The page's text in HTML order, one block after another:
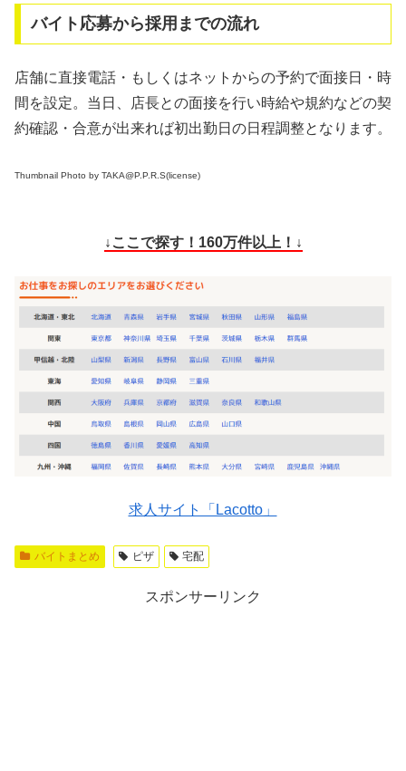
バイト応募から採用までの流れ
店舗に直接電話・もしくはネットからの予約で面接日・時
間を設定。当日、店長との面接を行い時給や規約などの契
約確認・合意が出来れば初出勤日の日程調整となります。
Thumbnail Photo by TAKA@P.P.R.S(license)
↓ここで探す！160万件以上！↓
求人サイト「Lacotto」
バイトまとめ ピザ 宅配
スポンサーリンク